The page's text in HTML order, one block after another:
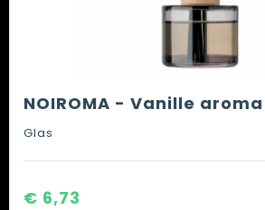
NOIROMA - Vanille
Glas
€ 6,73